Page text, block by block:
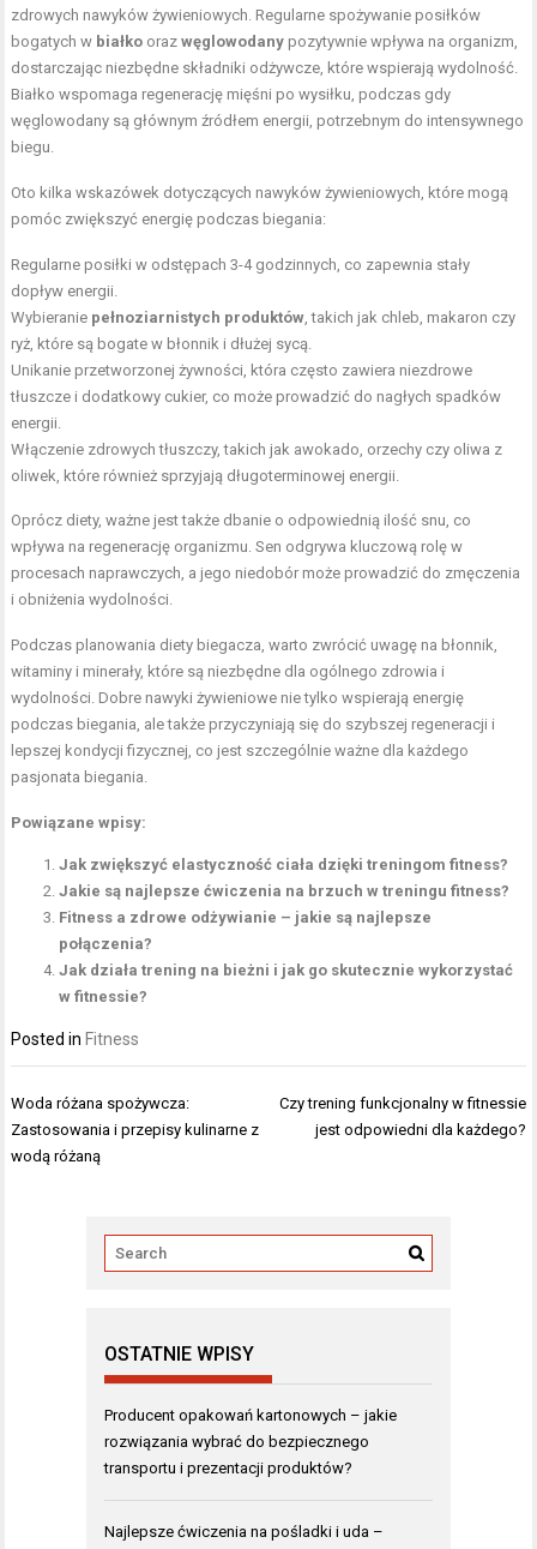
zdrowych nawyków żywieniowych. Regularne spożywanie posiłków
bogatych w białko orazwęglowodany pozytywnie wpływa na organizm,
dostarczając niezbędne składniki odżywcze, które wspierają wydolność.
Białko wspomaga regenerację mięśni po wysiłku, podczas gdy
węglowodany są głównym źródłem energii, potrzebnym do intensywnego
biegu.
Oto kilka wskazówek dotyczących nawyków żywieniowych, które mogą
pomóc zwiększyć energię podczas biegania:
Regularne posiłki w odstępach 3-4 godzinnych, co zapewnia stały
dopływ energii.
Wybieranie pełnoziarnistych produktów, takich jak chleb, makaron czy
ryż, które są bogate w błonnik i dłużej sycą.
Unikanie przetworzonej żywności, która często zawiera niezdrowe
tłuszcze i dodatkowy cukier, co może prowadzić do nagłych spadków
energii.
Włączenie zdrowych tłuszczy, takich jak awokado, orzechy czy oliwa z
oliwek, które również sprzyjają długoterminowej energii.
Oprócz diety, ważne jest także dbanie o odpowiednią ilość snu, co
wpływa na regenerację organizmu. Sen odgrywa kluczową rolę w
procesach naprawczych, a jego niedobór może prowadzić do zmęczenia
i obniżenia wydolności.
Podczas planowania diety biegacza, warto zwrócić uwagę na błonnik,
witaminy i minerały, które są niezbędne dla ogólnego zdrowia i
wydolności. Dobre nawyki żywieniowe nie tylko wspierają energię
podczas biegania, ale także przyczyniają się do szybszej regeneracji i
lepszej kondycji fizycznej, co jest szczególnie ważne dla każdego
pasjonata biegania.
Powiązane wpisy:
Jak zwiększyć elastyczność ciała dzięki treningom fitness?
Jakie są najlepsze ćwiczenia na brzuch w treningu fitness?
Fitness a zdrowe odżywianie – jakie są najlepsze
połączenia?
Jak działa trening na bieżni i jak go skutecznie wykorzystać
w fitnessie?
Posted in Fitness
Nawigacja
wpisu
Woda różana spożywcza:
Zastosowania i przepisy kulinarne z
wodą różaną
Czy trening funkcjonalny w fitnessie
jest odpowiedni dla każdego?
OSTATNIE WPISY
Producent opakowań kartonowych – jakie
rozwiązania wybrać do bezpiecznego
transportu i prezentacji produktów?
Najlepsze ćwiczenia na pośladki i uda –